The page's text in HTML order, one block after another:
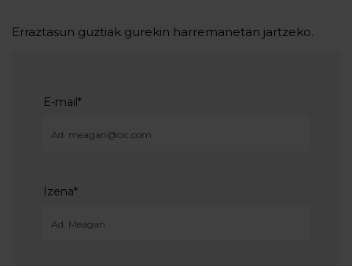
Erraztasun guztiak gurekin harremanetan jartzeko.
E-mail*
Izena*